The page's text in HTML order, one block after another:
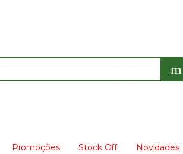
Search
Promoções Stock Off Novidades